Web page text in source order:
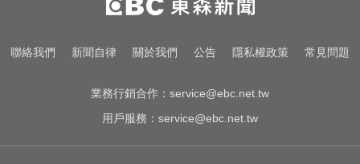
契機上看48000點
拍板了！賴總統：0-18歲每月5千明
聯絡我們 新聞自律 關於我們 公告 隱私權政策 常見問題
業務行銷合作： service@ebc.net.tw
用戶服務： service@ebc.net.tw